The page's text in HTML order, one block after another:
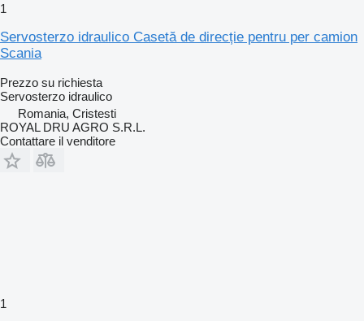
1
Servosterzo idraulico Casetă de direcție pentru per camion
Scania
Prezzo su richiesta
Servosterzo idraulico
Romania, Cristesti
ROYAL DRU AGRO S.R.L.
Contattare il venditore
1